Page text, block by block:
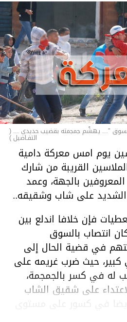
"... يهشّم جمجمته بقضيب حديدي ... (
التفـاصيل )
يوم امس معركة دامية
القريبة من شارك
بالجهة، وعمد
الشديد على شاب وشقيقه..
فإن خلافا اندلع بين
انتصاب بالسوق
في قضية الحال إلى
حيث ضرب غريمه على
له في كسر بالجمجمة،
على شقيق الشاب
أيضا في كسور على مستوى